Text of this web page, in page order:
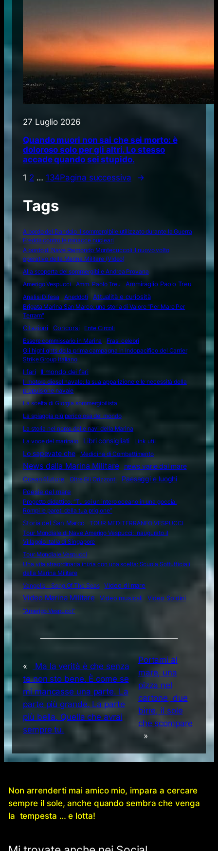
27 Luglio 2026
Quando muori non sai che sei morto: è
doloroso solo per gli altri. Lo stesso
accade quando sei stupido.
1 2 … 134Pagina successiva →
Tags
A bordo del Dandolo il sommergibile utilizzato durante la Guerra
Fredda contro le minacce nucleari
A bordo di Nave Raimondo Montecuccoli il nuovo volto
operativo della Marina Militare (Video)
Alla scoperta del sommergibile Andrea Provana
Amerigo Vespucci
Amm. Paolo Treu
Ammiraglio Paolo Treu
Analisi Difesa
Aneddoti Attualità e curiosità
Brigata Marina San Marco: una storia di Valore "Per Mare Per
Terram"
Citazioni
Concorsi
Ente Circoli
Essere commissario in Marina
Frasi celebri
Gli highlights della prima campagna in Indopacifico del Carrier
Strike Group italiano
I fari
Il mondo dei fari
Il motore diesel navale: la sua apparizione e le necessità della
propulsione navale
La scelta di Giorgia sommergibilista
La spiaggia più pericolosa del mondo
La storia nel nome delle navi della Marina
La voce del marinaio
Libri consigliati Link utili
Lo sapevate che Medicina di Combattimento
News dalla Marina Militare
news varie dal mare
Ocean4future
Oltre Gli Orizzonti
Paesaggi e luoghi
Poesie del mare
Progetto didattico: “Tu sei un intero oceano in una goccia.
Rompi le pareti della tua prigione”
Storia del San Marco
TOUR MEDITERRANEO VESPUCCI
Tour Mondiale di Nave Amerigo Vespucci: inaugurato il
Villaggio Italia di Singapore
Tour Mondiale Vespucci
Una vita straordinaria inizia con una scelta: Scuola Sottufficiali
della Marina Militare
Vangelis – Song Of The Seas
Video di mare
Video Marina Militare Video musicali
Video Soldini
“Amerigo Vespucci”
«
Ma la verità è che senza
te non sto bene. È come se
mi mancasse una parte. La
parte più grande. La parte
più bella. Quella che avrai
sempre tu.
Portami al
mare, una
pizza nel
cartone, due
birre, il sole
che scompare
»
Non arrenderti mai amico mio, impara a cercare
sempre il sole, anche quando sembra che venga
la tempesta … e lotta!